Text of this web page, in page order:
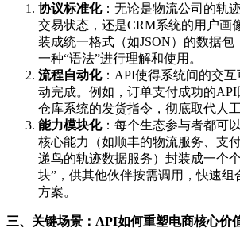
协议标准化：无论是物流公司的轨
交易状态，还是CRM系统的用户画
装成统一格式（如JSON）的数据包
一种“语法”进行理解和使用。
流程自动化： API使得系统间的交
动完成。例如，订单支付成功的API
仓库系统的发货指令，彻底取代人
能力模块化：每个生态参与者都可
核心能力（如顺丰的物流服务、支
递鸟的轨迹数据服务）封装成一个
块” ，供其他伙伴按需调用，快速
方案。
三、关键场景： API如何重塑电商核心价